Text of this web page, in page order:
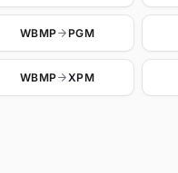
WBMP PGM
WBMP XPM